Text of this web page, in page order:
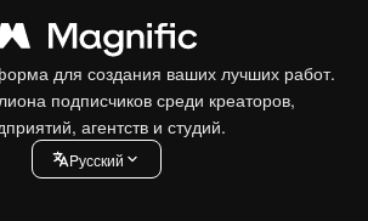
для создания ваших лучших работ.
подписчиков среди креаторов,
агентств и студий.
Pусский